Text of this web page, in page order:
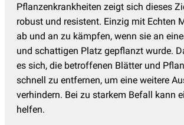
Pflanzenkrankheiten zeigt sich dieses
robust und resistent. Einzig mit Echten
ab und an zu kämpfen, wenn sie an
und schattigen Platz gepflanzt wurde.
es sich, die betroffenen Blätter und
schnell zu entfernen, um eine weitere
verhindern. Bei zu starkem Befall kann
helfen.